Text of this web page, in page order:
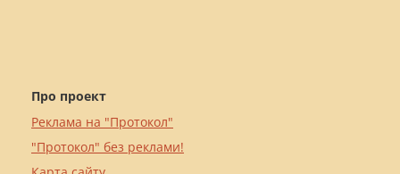
Про проект
Реклама на "Протокол"
"Протокол" без реклами!